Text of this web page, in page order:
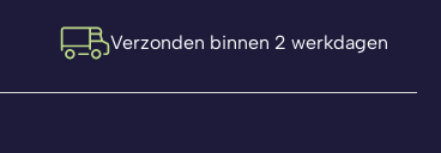
Verzonden binnen 2 werkdagen